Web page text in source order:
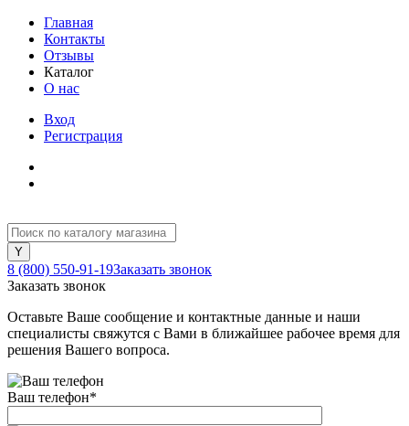
Главная
Контакты
Отзывы
Каталог
О нас
Вход
Регистрация
8 (800) 550-91-19Заказать звонок
Заказать звонок
Оставьте Ваше сообщение и контактные данные и наши
специалисты свяжутся с Вами в ближайшее рабочее время для
решения Вашего вопроса.
Ваш телефон*